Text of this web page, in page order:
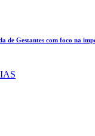
de Gestantes com foco na